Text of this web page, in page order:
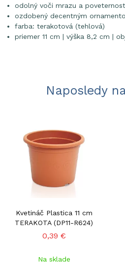
odolný voči mrazu a
ozdobený decentným
farba: terakotová (tehlová)
priemer 11 cm | výška 8,2 cm |
Naposledy
Kvetináč Plastica 11 cm
TERAKOTA (DP11-R624)
0,39 €
Na sklade